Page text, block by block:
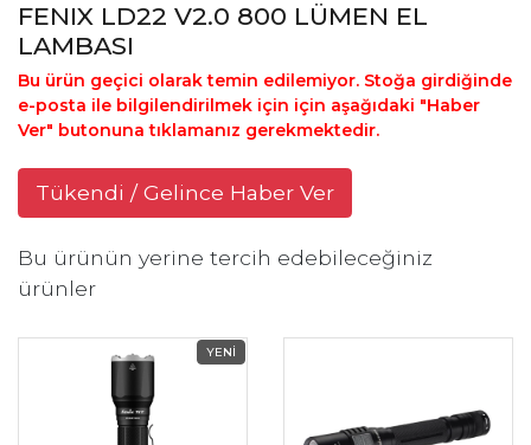
FENIX LD22 V2.0 800 LÜMEN EL
LAMBASI
Bu ürün geçici olarak temin edilemiyor. Stoğa girdiğinde
e-posta ile bilgilendirilmek için için aşağıdaki "Haber
Ver" butonuna tıklamanız gerekmektedir.
Tükendi / Gelince Haber Ver
Bu ürünün yerine tercih edebileceğiniz
ürünler